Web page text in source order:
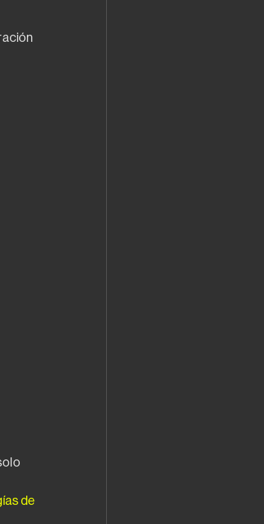
de